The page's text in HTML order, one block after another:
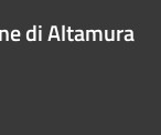
di Altamura